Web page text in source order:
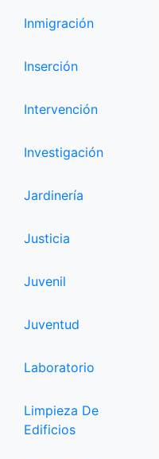
Inmigración
Inserción
Intervención
Investigación
Jardinería
Justicia
Juvenil
Juventud
Laboratorio
Limpieza De
Edificios